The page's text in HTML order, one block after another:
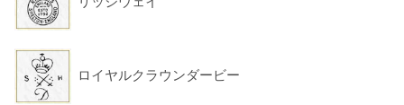
ロイヤルクラウンダービー